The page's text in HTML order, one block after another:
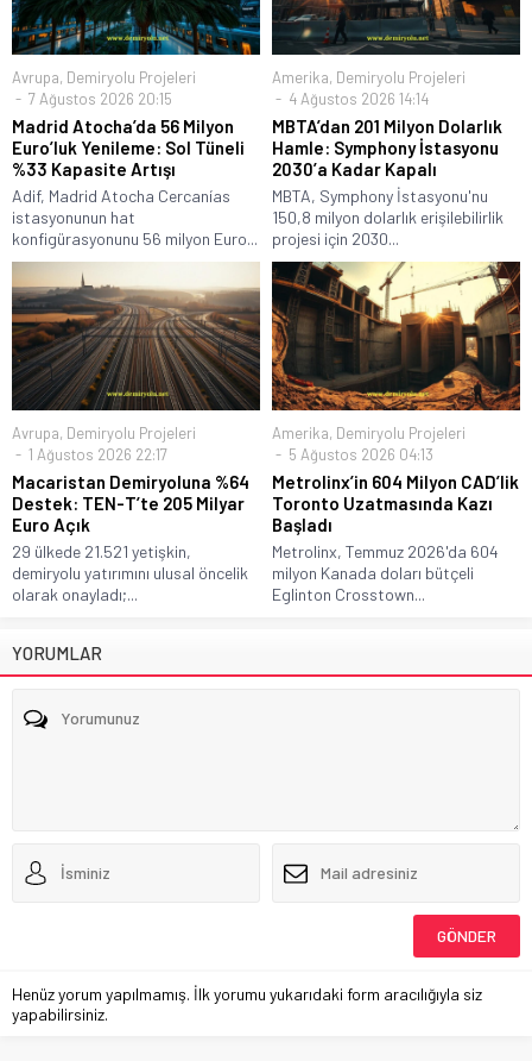
Avrupa, Demiryolu Projeleri
7 Ağustos 2026 20:15
Madrid Atocha’da 56 Milyon
Euro’luk Yenileme: Sol Tüneli
%33 Kapasite Artışı
Adif, Madrid Atocha Cercanías
istasyonunun hat
konfigürasyonunu 56 milyon Euro...
Amerika, Demiryolu Projeleri
4 Ağustos 2026 14:14
MBTA’dan 201 Milyon Dolarlık
Hamle: Symphony İstasyonu
2030’a Kadar Kapalı
MBTA, Symphony İstasyonu'nu
150,8 milyon dolarlık erişilebilirlik
projesi için 2030...
Avrupa, Demiryolu Projeleri
1 Ağustos 2026 22:17
Macaristan Demiryoluna %64
Destek: TEN-T’te 205 Milyar
Euro Açık
29 ülkede 21.521 yetişkin,
demiryolu yatırımını ulusal öncelik
olarak onayladı;...
Amerika, Demiryolu Projeleri
5 Ağustos 2026 04:13
Metrolinx’in 604 Milyon CAD’lik
Toronto Uzatmasında Kazı
Başladı
Metrolinx, Temmuz 2026'da 604
milyon Kanada doları bütçeli
Eglinton Crosstown...
YORUMLAR
Henüz yorum yapılmamış. İlk yorumu yukarıdaki form aracılığıyla siz
yapabilirsiniz.